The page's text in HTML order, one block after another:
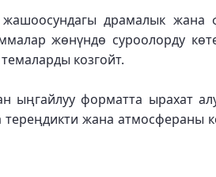
драмалык
жөнүндө суроолорду
козгойт.
ыңгайлуу форматта ырахат
жана